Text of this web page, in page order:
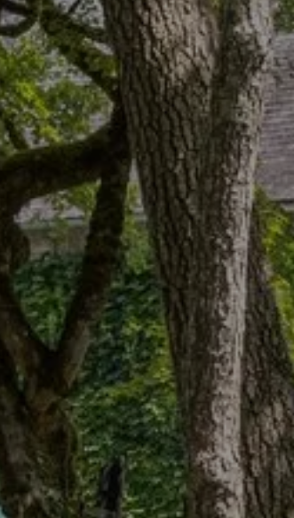
reservar una habitación reservar
Llegada
Llegada